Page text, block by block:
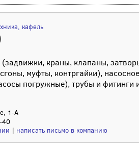
кафель
краны, клапаны,
муфты, контргайки),
погружные), трубы и фитинги
1-А
40
| написать письмо в компанию